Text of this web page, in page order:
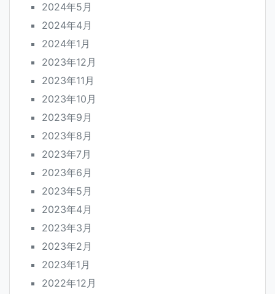
2024年5月
2024年4月
2024年1月
2023年12月
2023年11月
2023年10月
2023年9月
2023年8月
2023年7月
2023年6月
2023年5月
2023年4月
2023年3月
2023年2月
2023年1月
2022年12月